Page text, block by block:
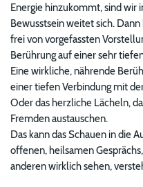
Energie hinzukommt, sind wir
Bewusstsein weitet sich.
frei von vorgefassten
Berührung auf einer sehr
Eine wirkliche, nährende
einer tiefen Verbindung mit
Oder das herzliche Lächeln,
Fremden austauschen.
Das kann das Schauen in die
offenen, heilsamen
anderen wirklich sehen,